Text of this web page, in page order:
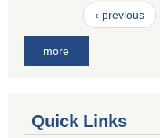
‹ previous
more
Quick Links